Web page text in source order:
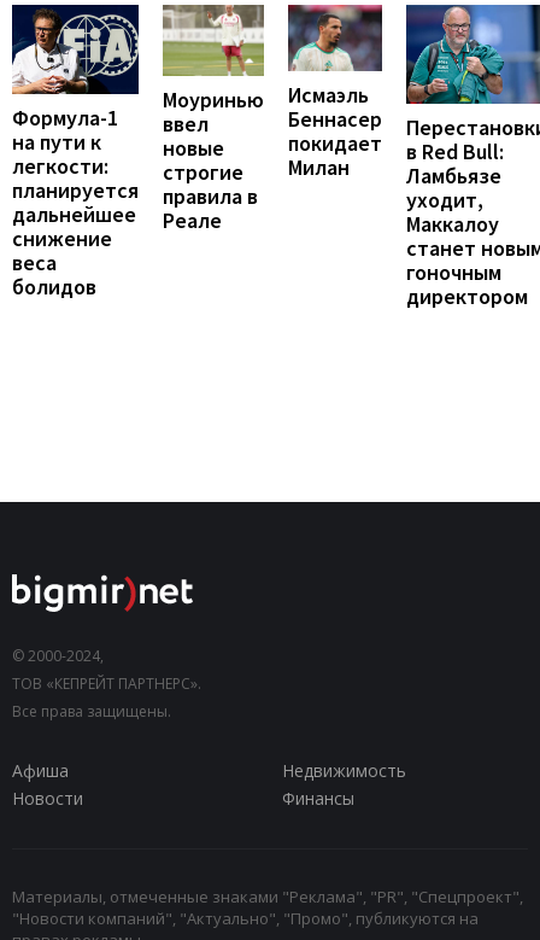
Формула-1
на пути к
легкости:
планируется
дальнейшее
снижение
веса
болидов
Моуринью
ввел
новые
строгие
правила в
Реале
Исмаэль
Беннасер
покидает
Милан
в Red Bull:
Ламбьязе
уходит,
Маккалоу
станет
гоночным
директором
© 2000-2024,
ТОВ «КЕПРЕЙТ ПАРТНЕРС».
Все права защищены.
Афиша
Недвижимость
Новости
Финансы
Материалы, отмеченные знаками "Реклама", "PR", "Спецпроект",
"Новости компаний", "Актуально", "Промо", публикуются на